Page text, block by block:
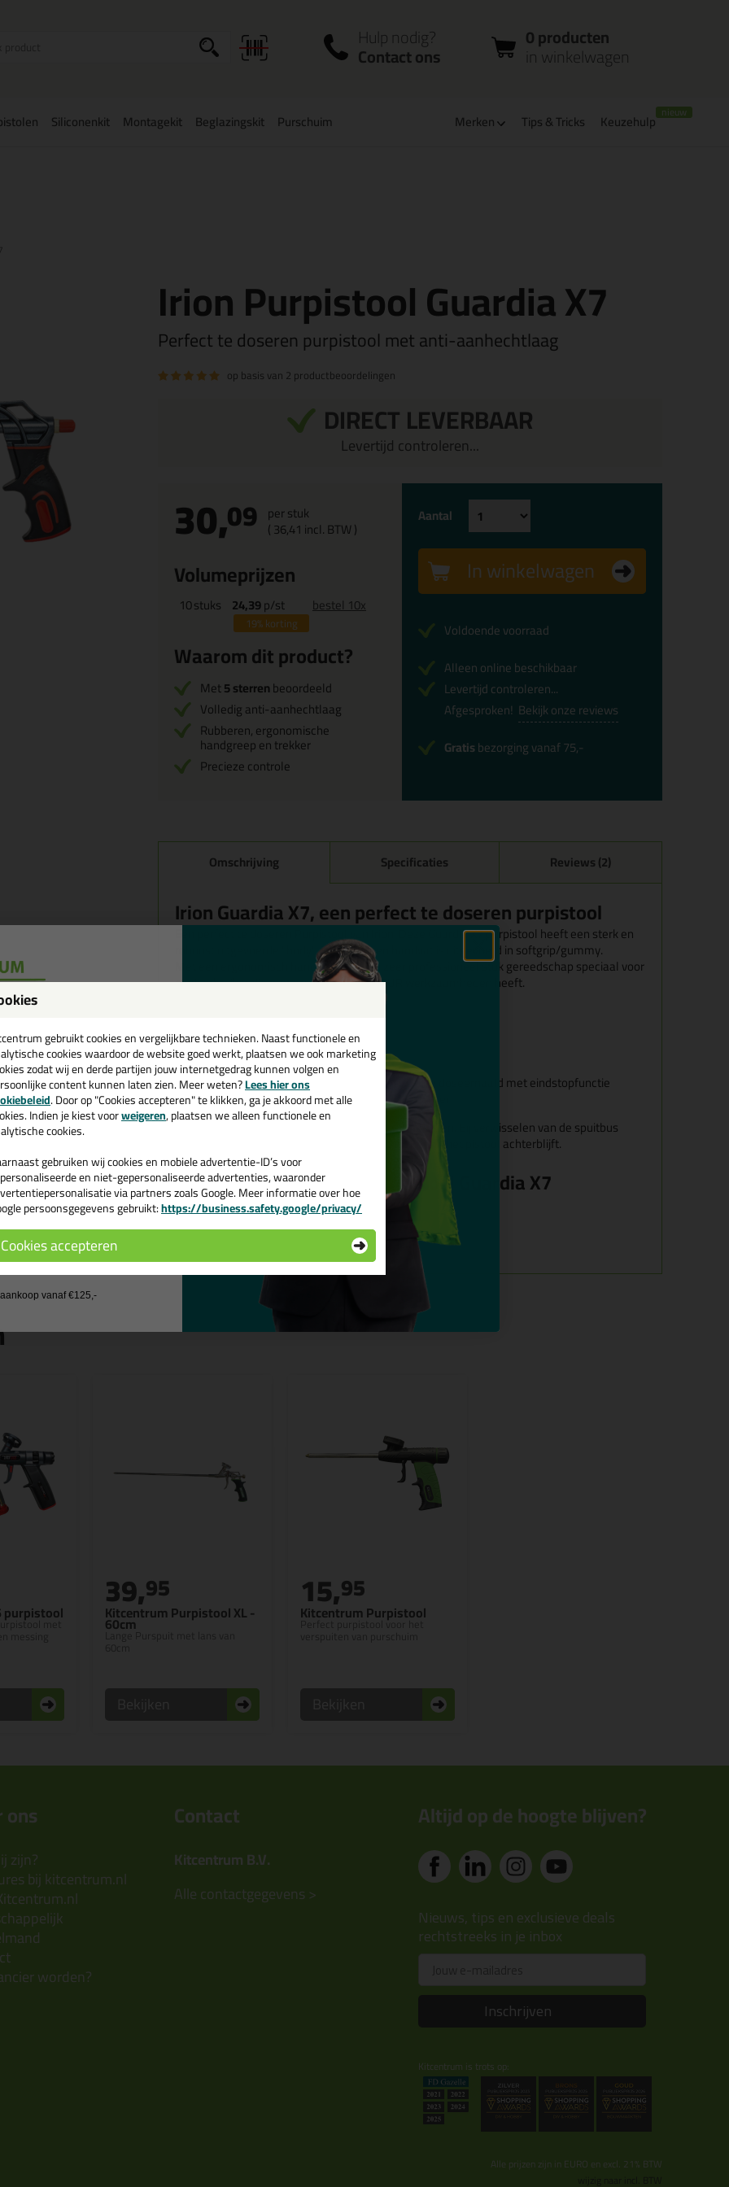
in winkelwagen
account
Hulp nodig?
Contact ons
0 producten
in winkelwagen
Siliconenkit Montagekit Beglazingskit Purschuim Merken Tips & Tricks Keuzehulp
Irion Purpistool Guardia X7
Perfect te doseren purpistool met anti-aanhechtlaag
op basis van 2 productbeoordelingen
DIRECT LEVERBAAR
Levertijd controleren...
30,09 per stuk
(36,41 incl. BTW )
Volumeprijzen
10stuks 24,39p/st
19%korting
bestel 10x
Waarom dit product?
Met5 sterrenbeoordeeld
Volledig anti-aanhechtlaag
Rubberen, ergonomische
handgreep en trekker
Precieze controle
Aantal
In winkelwagen
Voldoende voorraad
Alleen online beschikbaar
Levertijd controleren...
Afgesproken! Bekijk onze reviews
Gratisbezorging vanaf 75,-
Omschrijving Specificaties Reviews (2)
Irion Guardia X7, een perfect te doseren purpistool
Een perfect te doseren Purpistool van Irion. Deze Guardia X7 purpistool heeft een sterk en
robuust uitgevoerde "body". De trekker en handvat is uitgevoerd in softgrip/gummy.
Met een ergonomisch handvat is dit een zeer professioneel stuk gereedschap speciaal voor
eindverbruiker die met grote regelmaat PUR werkzaamheden heeft.
Volledig anti-aanhechtlaag
Geoptimaliseerde socket-adapter
Sterker uitgevoerde "body"
Eenvoudige en nauwkeurige dosering van de doseernaald met eindstopfunctie
Rubberen, ergonomische handgreep en trekker
Let op! Laat altijd een gevulde bus op het pistool zitten. Bij verwisselen van de spuitbus
direct doorspuiten, zodat er geen luchtvochtigheid in het pistool achterblijft.
Tips & tricks voor Irion Purpistool Guardia X7
In de volgende blogs wordt dit product gebruikt:
Hoe gebruik je een purpistool
Je purpistool schoonmaken , hoe dan?
purpistool
met Kitcentrum Purpistool XL -
60cm
Lange Purspuit met lans van
39,95
Kitcentrum Purpistool
Perfect purpistool voor het
15,95
ons
zijn?
bij kitcentrum.nl
worden?
Contact
Kitcentrum B.V.
Alle contactgegevens >
Altijd op de hoogte blijven?
Nieuws, tips en exclusieve deals
rechtstreeks in je inbox
Inschrijven
Kitcentrum is trots op:
Alle prijzen zijn in EURO en excl. 21% BTW
gebruikt cookies en vergelijkbare technieken. Naast functionele en
cookies waardoor de website goed werkt, plaatsen we ook marketing
zodat wij en derde partijen jouw internetgedrag kunnen volgen en
content kunnen laten zien. Meer weten?Lees hier ons
. Door op "Cookies accepteren" te klikken, ga je akkoord met alle
Indien je kiest voorweigeren, plaatsen we alleen functionele en
cookies.
gebruiken wij cookies en mobiele advertentie-ID’s voor
en niet-gepersonaliseerde advertenties, waaronder
via partners zoals Google. Meer informatie over hoe
persoonsgegevens gebruikt:https://business.safety.google/privacy/
Cookies accepteren
💚
en ontvang een
€35,-bij je eerste bestelling!
de actiecode ›
geen cadeau
vanaf €125,-